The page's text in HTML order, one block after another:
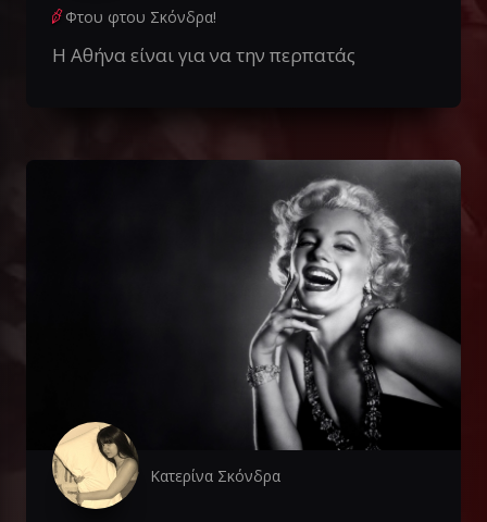
Φτου φτου Σκόνδρα!
Η Αθήνα είναι για να την περπατάς
Κατερίνα Σκόνδρα